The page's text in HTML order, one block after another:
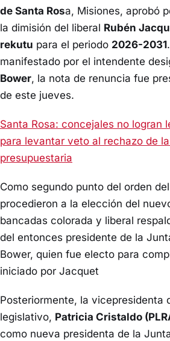
de Santa Rosa, Misiones, aprobó
la dimisión del liberal Rubén
rekutu para el periodo 2026-2031
manifestado por el intendente
Bower, la nota de renuncia fue
de este jueves.
Santa Rosa: concejales no logran
para levantar veto al rechazo de
presupuestaria
Como segundo punto del orden
procedieron a la elección del
bancadas colorada y liberal
del entonces presidente de la
Bower, quien fue electo para
iniciado por Jacquet
Posteriormente, la vicepresidenta
legislativo, Patricia Cristaldo
como nueva presidenta de la